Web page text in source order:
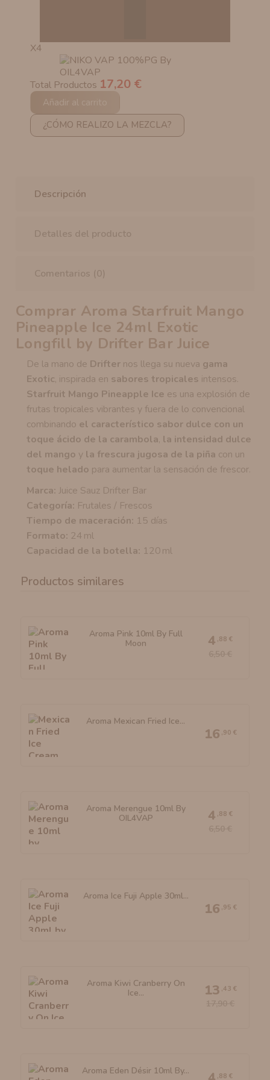
X4
Total Productos 17,20 €
Añadir al carrito
¿CÓMO REALIZO LA MEZCLA?
Descripción
Detalles del producto
Comentarios (0)
Comprar Aroma Starfruit Mango
Pineapple Ice 24ml Exotic
Longfill by Drifter Bar Juice
De la mano de Drifter nos llega su nueva gama
Exotic, inspirada en sabores tropicales intensos.
Starfruit Mango Pineapple Ice es una explosión de
frutas tropicales vibrantes y fuera de lo convencional
combinando el característico sabor dulce con un
toque ácido de la carambola, la intensidad dulce
del mango y la frescura jugosa de la piña con un
toque helado para aumentar la sensación de frescor.
Marca: Juice Sauz Drifter Bar
Categoría: Frutales / Frescos
Tiempo de maceración: 15 días
Formato: 24 ml
Capacidad de la botella: 120 ml
Productos similares
Aroma Pink 10ml By Full
Moon
4 ,88 €
Aroma Mexican Fried Ice...
16 ,90 €
Aroma Merengue 10ml By
OIL4VAP
4 ,88 €
Aroma Ice Fuji Apple 30ml...
16 ,95 €
Aroma Kiwi Cranberry On
Ice...
13 ,43 €
Aroma Eden Désir 10ml By... ,88 €